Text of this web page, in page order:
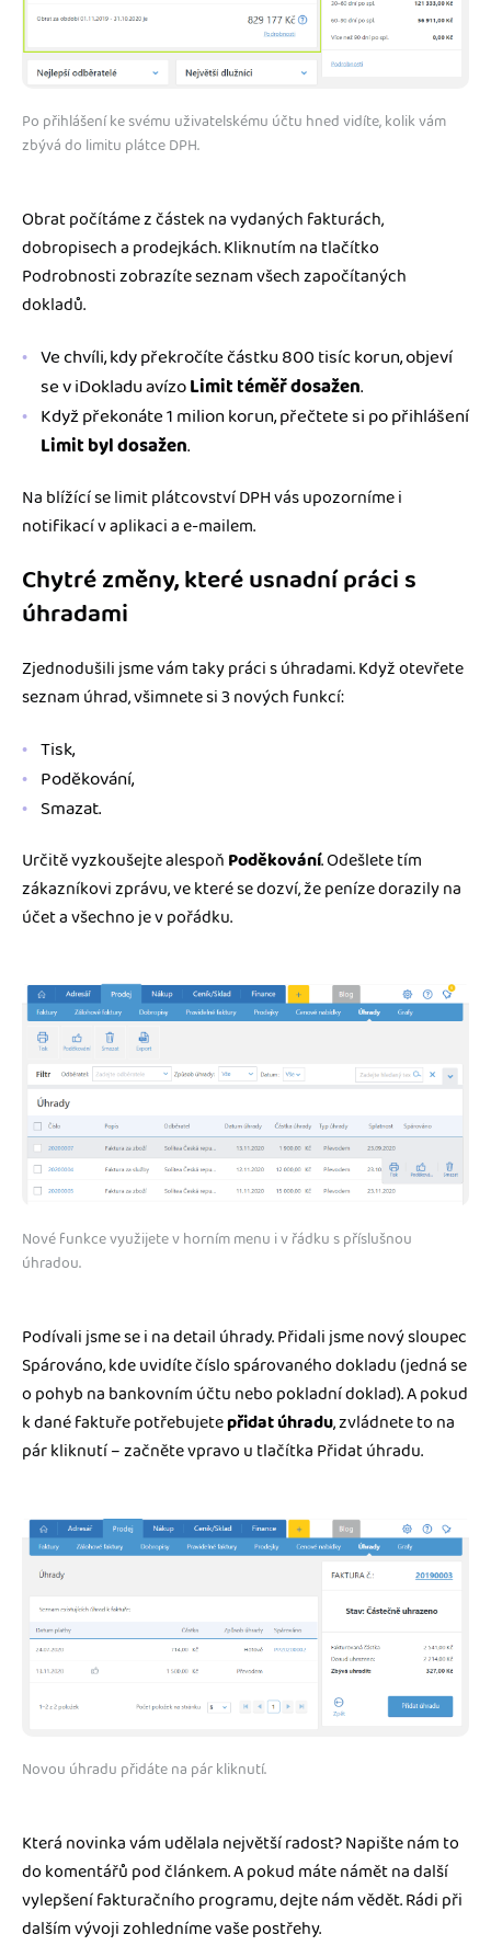
Po přihlášení ke svému uživatelskému účtu hned vidíte, kolik vám
zbývá do limitu plátce DPH.
Obrat počítáme z částek na vydaných fakturách,
dobropisech a prodejkách. Kliknutím na tlačítko
Podrobnosti zobrazíte seznam všech započítaných
dokladů.
Ve chvíli, kdy překročíte částku 800 tisíc korun, objeví
se v iDokladu avízoLimit téměř dosažen.
Když překonáte 1 milion korun, přečtete si po přihlášení
Limit byl dosažen.
Na blížící se limit plátcovství DPH vás upozorníme i
notifikací v aplikaci a e-mailem.
Chytré změny, které usnadní práci s
úhradami
Zjednodušili jsme vám taky práci s úhradami. Když otevřete
seznam úhrad, všimnete si 3 nových funkcí:
Tisk,
Poděkování,
Smazat.
Určitě vyzkoušejte alespoň Poděkování. Odešlete tím
zákazníkovi zprávu, ve které se dozví, že peníze dorazily na
účet a všechno je v pořádku.
Nové funkce využijete v horním menu i v řádku s příslušnou
úhradou.
Podívali jsme se i na detail úhrady. Přidali jsme nový sloupec
Spárováno, kde uvidíte číslo spárovaného dokladu (jedná se
o pohyb na bankovním účtu nebo pokladní doklad). A pokud
k dané faktuře potřebujetepřidat úhradu, zvládnete to na
pár kliknutí – začněte vpravo u tlačítka Přidat úhradu.
Novou úhradu přidáte na pár kliknutí.
Která novinka vám udělala největší radost? Napište nám to
do komentářů pod článkem. A pokud máte námět na další
vylepšení fakturačního programu, dejte nám vědět. Rádi při
dalším vývoji zohledníme vaše postřehy.